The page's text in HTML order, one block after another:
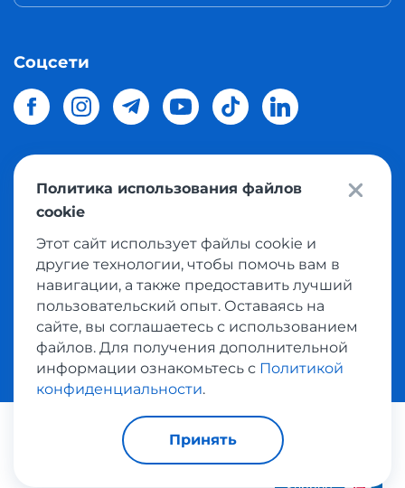
Соцсети
© 2026 Meest Shoppingдоставка покупок с интернет
магазинов мира в Украину.
Политика конфиденциальности
Публичная оферта
Условия пользования сервисом выкупа товаров
Платежные системы:
Политика использования файлов
cookie
Этот сайт использует файлы cookie и
другие технологии, чтобы помочь вам в
навигации, а также предоставить лучший
пользовательский опыт. Оставаясь на
сайте, вы соглашаетесь с использованием
файлов. Для получения дополнительной
информации ознакомьтесь с Политикой
конфиденциальности.
Принять